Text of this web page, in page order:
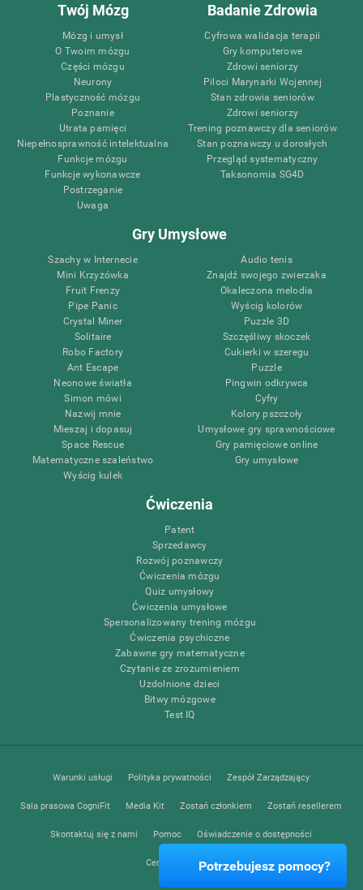
Twój Mózg
Mózg i umysł
O Twoim mózgu
Części mózgu
Neurony
Plastyczność mózgu
Poznanie
Utrata pamięci
Niepełnosprawność intelektualna
Funkcje mózgu
Funkcje wykonawcze
Postrzeganie
Uwaga
Badanie Zdrowia
Cyfrowa walidacja terapii
Gry komputerowe
Zdrowi seniorzy
Piloci Marynarki Wojennej
Stan zdrowia seniorów
Zdrowi seniorzy
Trening poznawczy dla seniorów
Stan poznawczy u dorosłych
Przegląd systematyczny
Taksonomia SG4D
Gry Umysłowe
Szachy w Internecie
Mini Krzyżówka
Fruit Frenzy
Pipe Panic
Crystal Miner
Solitaire
Robo Factory
Ant Escape
Neonowe światła
Simon mówi
Nazwij mnie
Mieszaj i dopasuj
Space Rescue
Matematyczne szaleństwo
Wyścig kulek
Audio tenis
Znajdź swojego zwierzaka
Okaleczona melodia
Wyścig kolorów
Puzzle 3D
Szczęśliwy skoczek
Cukierki w szeregu
Puzzle
Pingwin odkrywca
Cyfry
Kolory pszczoły
Umysłowe gry sprawnościowe
Gry pamięciowe online
Gry umysłowe
Ćwiczenia
Patent
Sprzedawcy
Rozwój poznawczy
Ćwiczenia mózgu
Quiz umysłowy
Ćwiczenia umysłowe
Spersonalizowany trening mózgu
Ćwiczenia psychiczne
Zabawne gry matematyczne
Czytanie ze zrozumieniem
Uzdolnione dzieci
Bitwy mózgowe
Test IQ
Warunki usługi Polityka prywatności Zespół Zarządzający
Sala prasowa CogniFit Media Kit Zostań członkiem Zostań resellerem
Skontaktuj się z nami Pomoc Oświadczenie o dostępności
Centrum zaufaniaPotrzebujesz pomocy?